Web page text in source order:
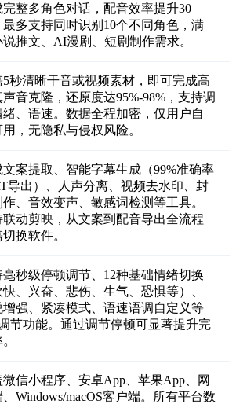
完整多角色对话，配音效率提升30
最多支持同时识别10个不同角色，满
说推文、AI漫剧、短剧制作需求。
5秒清晰干音或视频素材，即可完成高
音克隆，还原度达95%-98%，支持调
绪、语速。数据全程加密，仅用户自
用，无隐私与侵权风险。
文案提取、智能字幕生成（99%准确率
导出）、人声分离、视频去水印、封
、音效变声、敏感词检测等工具。
联动剪映，从文案到配音导出全流程
换软件。
毫秒级停顿调节、12种基础情绪切换
快、兴奋、悲伤、生气、恐惧等）、
增强、紧凑模式、语速语调自定义等
节功能。通过调节停顿可显著提升完
微信小程序、安卓App、苹果App、网
Windows/macOS客户端。所有平台数